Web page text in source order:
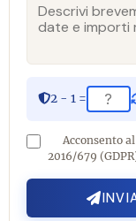
2 - 1 =
Acconsento
2016/679